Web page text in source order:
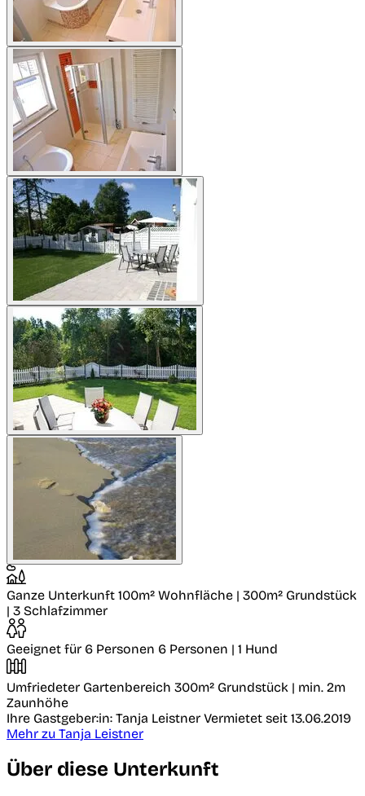
Ganze Unterkunft 100m² Wohnfläche | 300m² Grundstück
| 3 Schlafzimmer
Geeignet für 6 Personen 6 Personen | 1 Hund
Umfriedeter Gartenbereich 300m² Grundstück | min. 2m
Zaunhöhe
Ihre Gastgeber:in: Tanja Leistner Vermietet seit 13.06.2019
Mehr zu Tanja Leistner
Über diese Unterkunft